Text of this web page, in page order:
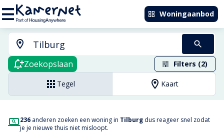
Woningaanbod
Zoekopslaan Filters (2)
Tegel Kaart
236 anderen zoeken een woning in Tilburg dus reageer snel zodat
je je nieuwe thuis niet misloopt.